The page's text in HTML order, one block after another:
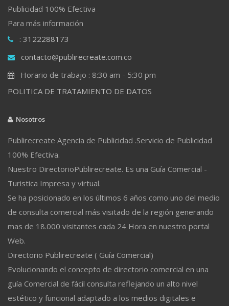
Publicidad 100% Efectiva
Para más información
: 3122288173
contacto@publirecreate.com.co
Horario de trabajo : 8:30 am - 5:30 pm
POLITICA DE TRATAMIENTO DE DATOS
Nosotros
Publirecreate Agencia de Publicidad .Servicio de Publicidad
100% Efectiva.
Nuestro DirectorioPublirecreate. Es una Guía Comercial -
Turistica Impresa y virtual.
Se ha posicionado en los últimos 6 años como uno del medio
de consulta comercial más visitado de la región generando
mas de 18.000 visitantes cada 24 Hora en nuestro portal
Web.
Directorio Publirecreate ( Guía Comercial)
Evolucionando el concepto de directorio comercial en una
guía Comercial de fácil consulta reflejando un alto nivel
estético y funcional adaptado a los medios digitales e